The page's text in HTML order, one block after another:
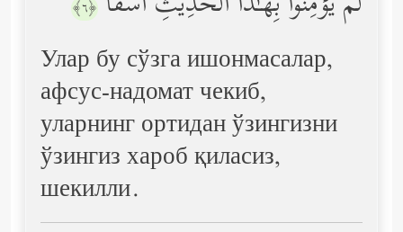
﴿٦﴾
Улар бу сўзга ишонмасалар,
афсус-надомат чекиб,
уларнинг ортидан ўзингизни
ўзингиз хароб қиласиз,
шекилли.